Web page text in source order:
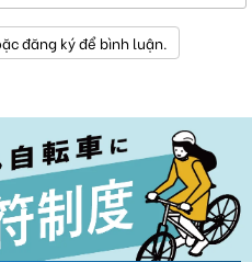
đăng ký để bình luận.